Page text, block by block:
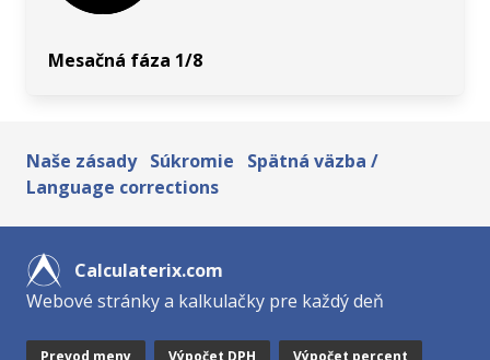
Mesačná fáza 1/8
Naše zásady Súkromie
Spätná väzba /
Language corrections
Calculaterix.com
Webové stránky a kalkulačky pre každý deň
Prevod meny Výpočet DPH Výpočet percent